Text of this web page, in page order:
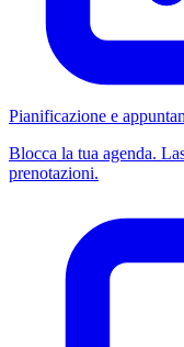
Pianificazione e
Blocca la tua agenda.
prenotazioni.